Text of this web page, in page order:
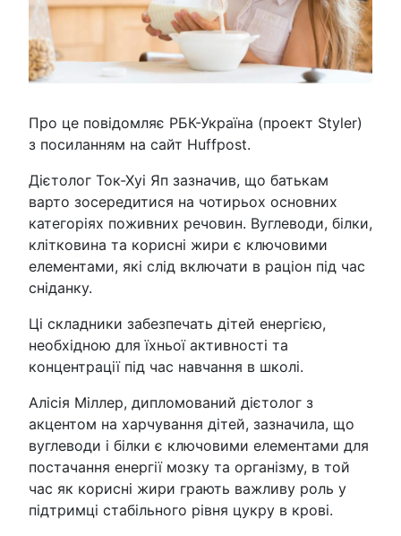
Про це повідомляє РБК-Україна (проект Styler)
з посиланням на сайт Huffpost.
Дієтолог Ток-Хуі Яп зазначив, що батькам
варто зосередитися на чотирьох основних
категоріях поживних речовин. Вуглеводи, білки,
клітковина та корисні жири є ключовими
елементами, які слід включати в раціон під час
сніданку.
Ці складники забезпечать дітей енергією,
необхідною для їхньої активності та
концентрації під час навчання в школі.
Алісія Міллер, дипломований дієтолог з
акцентом на харчування дітей, зазначила, що
вуглеводи і білки є ключовими елементами для
постачання енергії мозку та організму, в той
час як корисні жири грають важливу роль у
підтримці стабільного рівня цукру в крові.